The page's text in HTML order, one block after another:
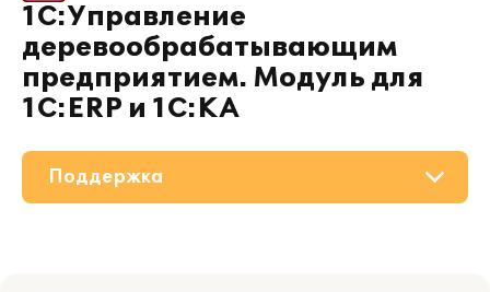
1С:Управление
деревообрабатывающим
предприятием. Модуль для
1С:ERP и 1С:КА
Поддержка